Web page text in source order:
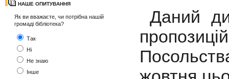
НАШЕ ОПИТУВАННЯ
Як ви вважаєте, чи потрібна нашій
громаді бібліотека?
Так
Ні
Не знаю
Інше
Даний